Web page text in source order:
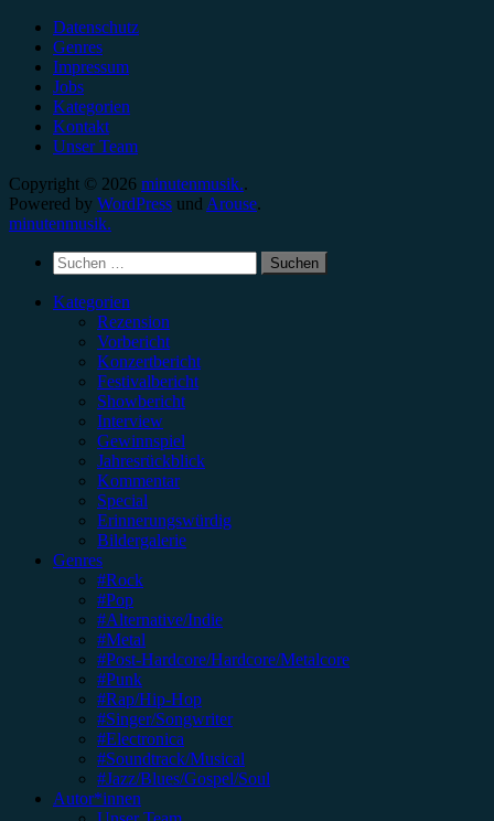
Datenschutz
Genres
Impressum
Jobs
Kategorien
Kontakt
Unser Team
Copyright © 2026 minutenmusik..
Powered by WordPress und Arouse.
minutenmusik.
Suchen
nach:
Kategorien
Rezension
Vorbericht
Konzertbericht
Festivalbericht
Showbericht
Interview
Gewinnspiel
Jahresrückblick
Kommentar
Special
Erinnerungswürdig
Bildergalerie
Genres
#Rock
#Pop
#Alternative/Indie
#Metal
#Post-Hardcore/Hardcore/Metalcore
#Punk
#Rap/Hip-Hop
#Singer/Songwriter
#Electronica
#Soundtrack/Musical
#Jazz/Blues/Gospel/Soul
Autor*innen